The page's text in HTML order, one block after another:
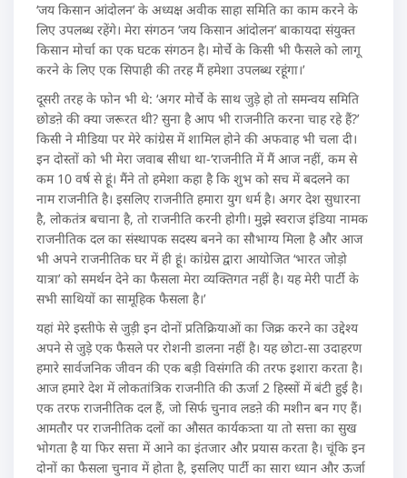
‘जय किसान आंदोलन’ के अध्यक्ष अवीक साहा समिति का काम करने के
लिए उपलब्ध रहेंगे। मेरा संगठन ‘जय किसान आंदोलन’ बाकायदा संयुक्त
किसान मोर्चा का एक घटक संगठन है। मोर्चे के किसी भी फैसले को लागू
करने के लिए एक सिपाही की तरह मैं हमेशा उपलब्ध रहूंगा।’
दूसरी तरह के फोन भी थे: ‘अगर मोर्चे के साथ जुड़े हो तो समन्वय समिति
छोडऩे की क्या जरूरत थी? सुना है आप भी राजनीति करना चाह रहे हैं?’
किसी ने मीडिया पर मेरे कांग्रेस में शामिल होने की अफवाह भी चला दी।
इन दोस्तों को भी मेरा जवाब सीधा था-‘राजनीति में मैं आज नहीं, कम से
कम 10 वर्ष से हूं। मैंने तो हमेशा कहा है कि शुभ को सच में बदलने का
नाम राजनीति है। इसलिए राजनीति हमारा युग धर्म है। अगर देश सुधारना
है, लोकतंत्र बचाना है, तो राजनीति करनी होगी। मुझे स्वराज इंडिया नामक
राजनीतिक दल का संस्थापक सदस्य बनने का सौभाग्य मिला है और आज
भी अपने राजनीतिक घर में ही हूं। कांग्रेस द्वारा आयोजित ‘भारत जोड़ो
यात्रा’ को समर्थन देने का फैसला मेरा व्यक्तिगत नहीं है। यह मेरी पार्टी के
सभी साथियों का सामूहिक फैसला है।’
यहां मेरे इस्तीफे से जुड़ी इन दोनों प्रतिक्रियाओं का जिक्र करने का उद्देश्य
अपने से जुड़े एक फैसले पर रोशनी डालना नहीं है। यह छोटा-सा उदाहरण
हमारे सार्वजनिक जीवन की एक बड़ी विसंगति की तरफ इशारा करता है।
आज हमारे देश में लोकतांत्रिक राजनीति की ऊर्जा 2 हिस्सों में बंटी हुई है।
एक तरफ राजनीतिक दल हैं, जो सिर्फ चुनाव लडऩे की मशीन बन गए हैं।
आमतौर पर राजनीतिक दलों का औसत कार्यकत्र्ता या तो सत्ता का सुख
भोगता है या फिर सत्ता में आने का इंतजार और प्रयास करता है। चूंकि इन
दोनों का फैसला चुनाव में होता है, इसलिए पार्टी का सारा ध्यान और ऊर्जा